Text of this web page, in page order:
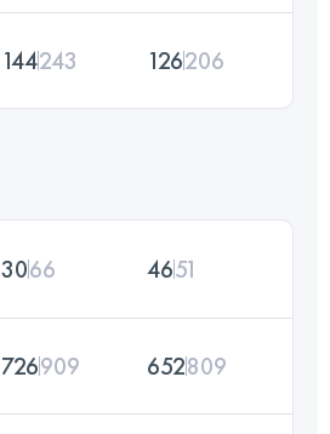
144243 126206
3066 4651
726909 652809